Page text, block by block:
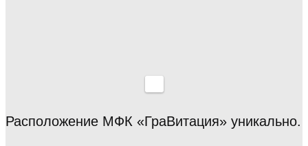
Расположение МФК «ГраВитация» уникально.